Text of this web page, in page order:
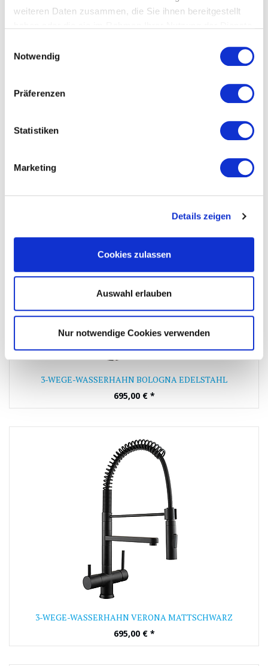
weiteren Daten zusammen, die Sie ihnen bereitgestellt
Notwendig
Präferenzen
Statistiken
Marketing
Details zeigen
Cookies zulassen
Auswahl erlauben
Nur notwendige Cookies verwenden
3-WEGE-WASSERHAHN BOLOGNA EDELSTAHL
695,00€ *
3-WEGE-WASSERHAHN VERONA MATTSCHWARZ
695,00€ *